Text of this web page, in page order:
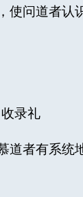
问道者
收录礼
者有系统